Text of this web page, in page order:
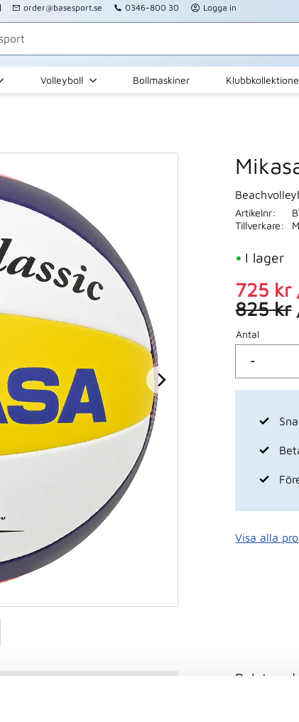
order@basesport.se 0346-800 30 Logga in
Volleyboll Bollmaskiner
725 kr
825kr
Antal
-
I lager
Artikelnr
Tillverkare
Visa alla